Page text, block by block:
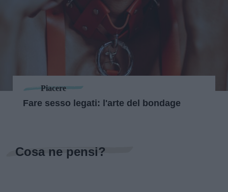
Piacere
Fare sesso legati: l'arte del bondage
Cosa ne pensi?